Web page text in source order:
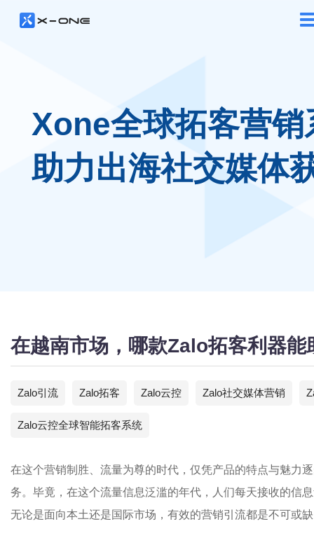
Xone全球拓客营销
助力出海社交媒体
在越南市场，哪款Zalo拓客利器
Zalo引流 Zalo拓客 Zalo云控 Zalo社交媒体营销
Zalo云控全球智能拓客系统
在这个营销制胜、流量为尊的时代，仅凭产品的特点与魅力
务。毕竟，在这个流量信息泛滥的年代，人们每天接收的信
无论是面向本土还是国际市场，有效的营销引流都是不可或